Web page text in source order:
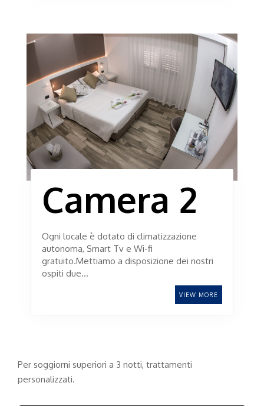
Camera 2
Ogni locale è dotato di climatizzazione
autonoma, Smart Tv e Wi-fi
gratuito.Mettiamo a disposizione dei nostri
ospiti due…
VIEW MORE
Per soggiorni superiori a 3 notti, trattamenti
personalizzati.